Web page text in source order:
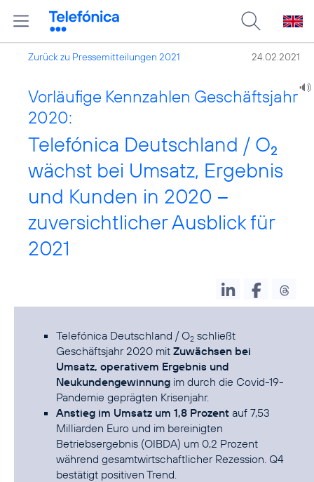
Zurück zu Pressemitteilungen 2021 24.02.2021
Vorläufige Kennzahlen Geschäftsjahr
2020:
Telefónica Deutschland / O2
wächst bei Umsatz, Ergebnis
und Kunden in 2020 –
zuversichtlicher Ausblick für
2021
Telefónica Deutschland / O2 schließt
Geschäftsjahr 2020 mit Zuwächsen bei
Umsatz, operativem Ergebnis und
Neukundengewinnung im durch die Covid-19-
Pandemie geprägten Krisenjahr.
Anstieg im Umsatz um 1,8 Prozent auf 7,53
Milliarden Euro und im bereinigten
Betriebsergebnis (OIBDA) um 0,2 Prozent
während gesamtwirtschaftlicher Rezession. Q4
bestätigt positiven Trend.